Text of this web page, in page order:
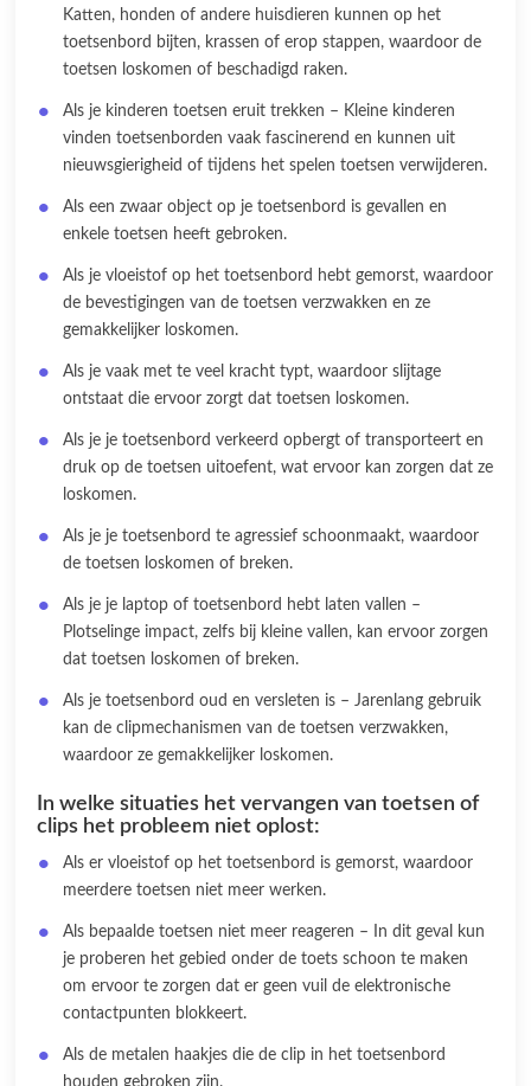
Katten, honden of andere huisdieren kunnen op het
toetsenbord bijten, krassen of erop stappen, waardoor de
toetsen loskomen of beschadigd raken.
Als je kinderen toetsen eruit trekken – Kleine kinderen
vinden toetsenborden vaak fascinerend en kunnen uit
nieuwsgierigheid of tijdens het spelen toetsen verwijderen.
Als een zwaar object op je toetsenbord is gevallen en
enkele toetsen heeft gebroken.
Als je vloeistof op het toetsenbord hebt gemorst, waardoor
de bevestigingen van de toetsen verzwakken en ze
gemakkelijker loskomen.
Als je vaak met te veel kracht typt, waardoor slijtage
ontstaat die ervoor zorgt dat toetsen loskomen.
Als je je toetsenbord verkeerd opbergt of transporteert en
druk op de toetsen uitoefent, wat ervoor kan zorgen dat ze
loskomen.
Als je je toetsenbord te agressief schoonmaakt, waardoor
de toetsen loskomen of breken.
Als je je laptop of toetsenbord hebt laten vallen –
Plotselinge impact, zelfs bij kleine vallen, kan ervoor zorgen
dat toetsen loskomen of breken.
Als je toetsenbord oud en versleten is – Jarenlang gebruik
kan de clipmechanismen van de toetsen verzwakken,
waardoor ze gemakkelijker loskomen.
In welke situaties het vervangen van toetsen of
clips het probleem niet oplost:
Als er vloeistof op het toetsenbord is gemorst, waardoor
meerdere toetsen niet meer werken.
Als bepaalde toetsen niet meer reageren – In dit geval kun
je proberen het gebied onder de toets schoon te maken
om ervoor te zorgen dat er geen vuil de elektronische
contactpunten blokkeert.
Als de metalen haakjes die de clip in het toetsenbord
houden gebroken zijn.